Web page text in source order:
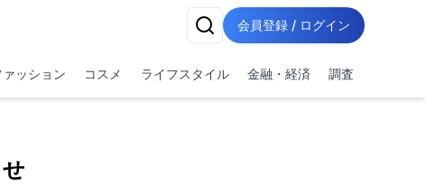
会員登録 / ログイン
ァッション コスメ ライフスタイル 金融・経済 調査